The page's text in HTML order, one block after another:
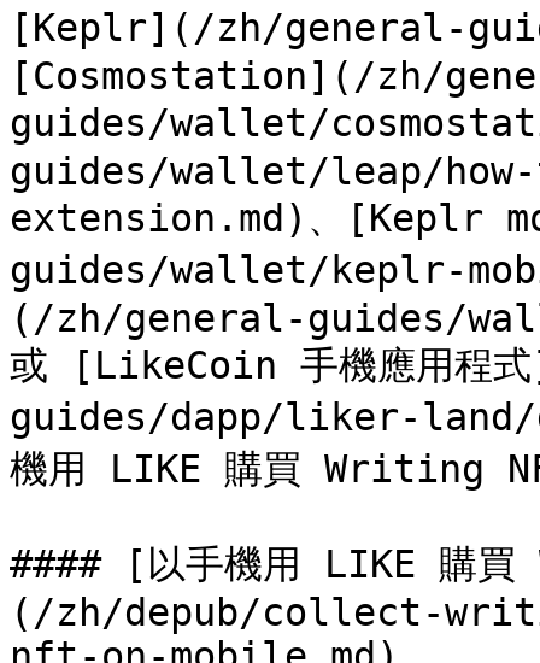
[Keplr](/zh/general-
[Cosmostation](/zh/
guides/wallet/
guides/wallet/leap/
extension.md)、[Keplr
guides/wallet/keplr-
(/zh/general-guides/
或 [LikeCoin 手機應用程
guides/dapp/liker-land/
機用 LIKE 購買 Writing
#### [以手機用 LIKE 購
(/zh/depub/collect-